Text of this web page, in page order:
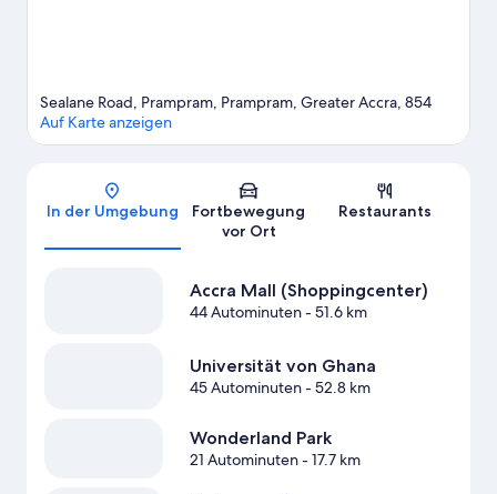
Karte
Sealane Road, Prampram, Prampram, Greater Accra, 854
Auf Karte anzeigen
In der Umgebung
Fortbewegung
vor Ort
Restaurants
Accra Mall (Shoppingcenter)
44 Autominuten- 51.6 km
Universität von Ghana
45 Autominuten- 52.8 km
Wonderland Park
21 Autominuten- 17.7 km